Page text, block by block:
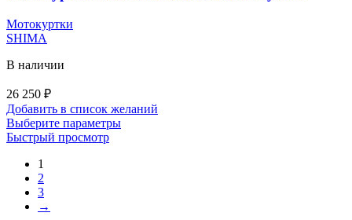
Мотокуртки
SHIMA
В наличии
26 250 ₽
Добавить в список желаний
Выберите параметрыЭтот
Быстрый просмотр
1
2
3
→